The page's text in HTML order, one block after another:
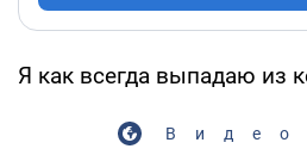
Я как всегда выпадаю из